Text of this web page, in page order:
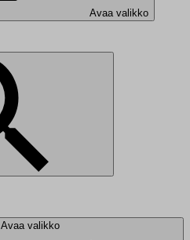
Avaa valikko
Avaa valikko